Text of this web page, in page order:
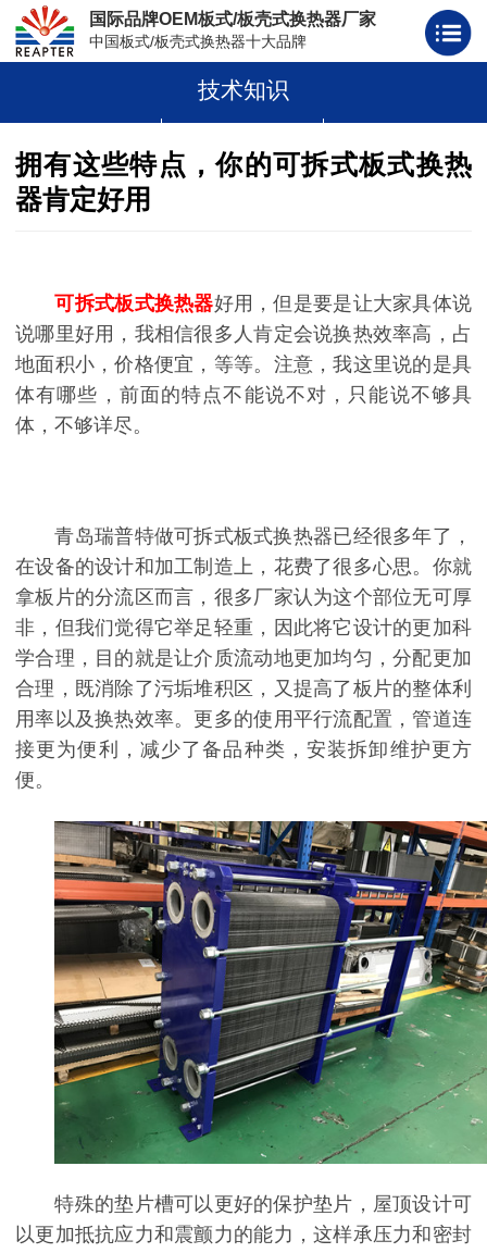
国际品牌OEM板式/板壳式换热器厂家
中国板式/板壳式换热器十大品牌
板壳式换热器
技术知识
拥有这些特点，你的可拆式板式换热
器肯定好用
可拆式板式换热器好用，但是要是让大家具体说
说哪里好用，我相信很多人肯定会说换热效率高，占
地面积小，价格便宜，等等。注意，我这里说的是具
体有哪些，前面的特点不能说不对，只能说不够具
体，不够详尽。
青岛瑞普特做可拆式板式换热器已经很多年了，
在设备的设计和加工制造上，花费了很多心思。你就
拿板片的分流区而言，很多厂家认为这个部位无可厚
非，但我们觉得它举足轻重，因此将它设计的更加科
学合理，目的就是让介质流动地更加均匀，分配更加
合理，既消除了污垢堆积区，又提高了板片的整体利
用率以及换热效率。更多的使用平行流配置，管道连
接更为便利，减少了备品种类，安装拆卸维护更方
便。
特殊的垫片槽可以更好的保护垫片，屋顶设计可
以更加抵抗应力和震颤力的能力，这样承压力和密封